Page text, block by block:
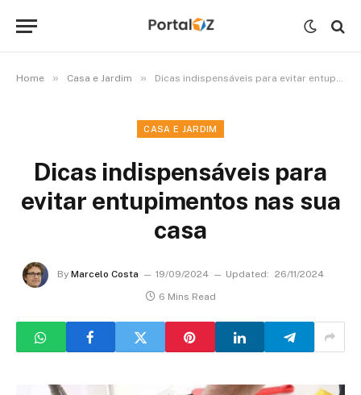
Home » Casa e Jardim » Dicas indispensáveis para evitar entupimentos nas sua casa
CASA E JARDIM
Dicas indispensáveis para
evitar entupimentos nas sua
casa
By Marcelo Costa 19/09/2024 Updated: 26/11/2024
6 Mins Read